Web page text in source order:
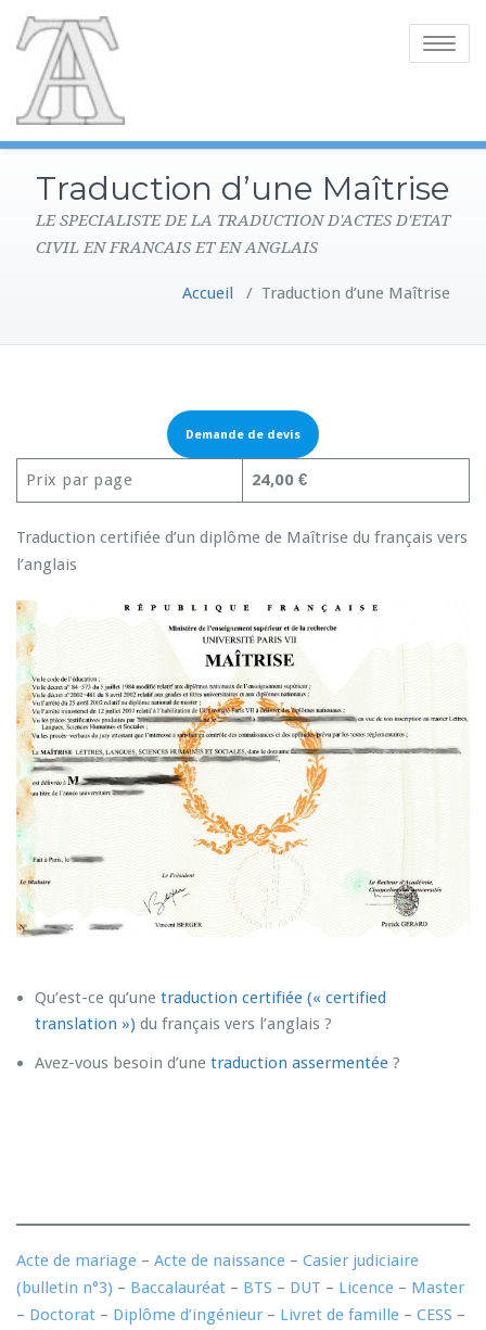
Toggle
Traduction d’une Maîtrise
LE SPECIALISTE DE LA TRADUCTION D'ACTES D'ETAT
CIVIL EN FRANCAIS ET EN ANGLAIS
Accueil / Traduction d’une Maîtrise
Demande de devis
Prix par page 24,00 €
Traduction certifiée d’un diplôme de Maîtrise du français vers
l’anglais
Qu’est-ce qu’une traduction certifiée (« certified
translation ») du français vers l’anglais ?
Avez-vous besoin d’une traduction assermentée ?
Acte de mariage – Acte de naissance – Casier judiciaire
(bulletin n°3) – Baccalauréat – BTS – DUT – Licence – Master
– Doctorat – Diplôme d’ingénieur – Livret de famille – CESS –